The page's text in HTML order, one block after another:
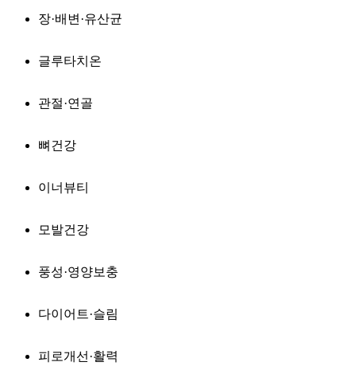
장·배변·유산균
글루타치온
관절·연골
뼈건강
이너뷰티
모발건강
풍성·영양보충
다이어트·슬림
피로개선·활력